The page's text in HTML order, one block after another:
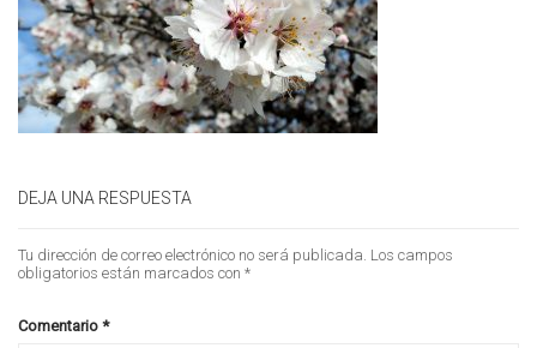
DEJA UNA RESPUESTA
Tu dirección de correo electrónico no será publicada. Los campos
obligatorios están marcados con *
Comentario *